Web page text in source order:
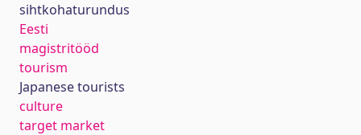
sihtkohaturundus
Eesti
magistritööd
tourism
Japanese tourists
culture
target market